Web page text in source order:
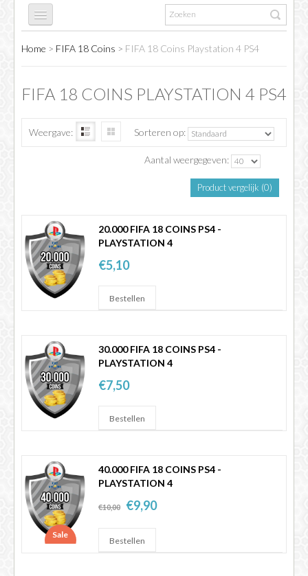
FIFA 14 - 25
Home > FIFA 18 Coins > FIFA 18 Coins Playstation 4 PS4
FIFA 18 COINS PLAYSTATION 4 PS4
Weergave: Sorteren op:
Aantal weergegeven:
Product vergelijk (0)
20.000 FIFA 18 COINS PS4 -
PLAYSTATION 4
€5,10
30.000 FIFA 18 COINS PS4 -
PLAYSTATION 4
€7,50
Sale
40.000 FIFA 18 COINS PS4 -
PLAYSTATION 4
€10,00 €9,90